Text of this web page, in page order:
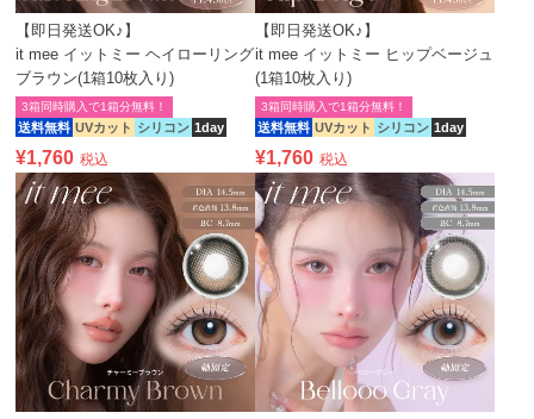
【即日発送OK♪】
it mee イットミー ヘイローリング
ブラウン(1箱10枚入り)
送料無料 UVカット シリコン 1day
3箱同時購入で1箱分無料！
¥1,760 税込
【即日発送OK♪】
it mee イットミー ヒップベージュ
(1箱10枚入り)
送料無料 UVカット シリコン 1day
3箱同時購入で1箱分無料！
¥1,760 税込